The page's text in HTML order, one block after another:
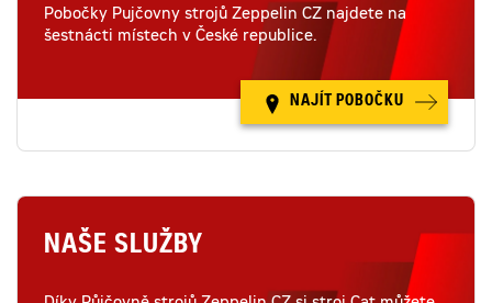
Pobočky Pujčovny strojů Zeppelin CZ najdete na
šestnácti místech v České republice.
NAJÍT POBOČKU
NAŠE SLUŽBY